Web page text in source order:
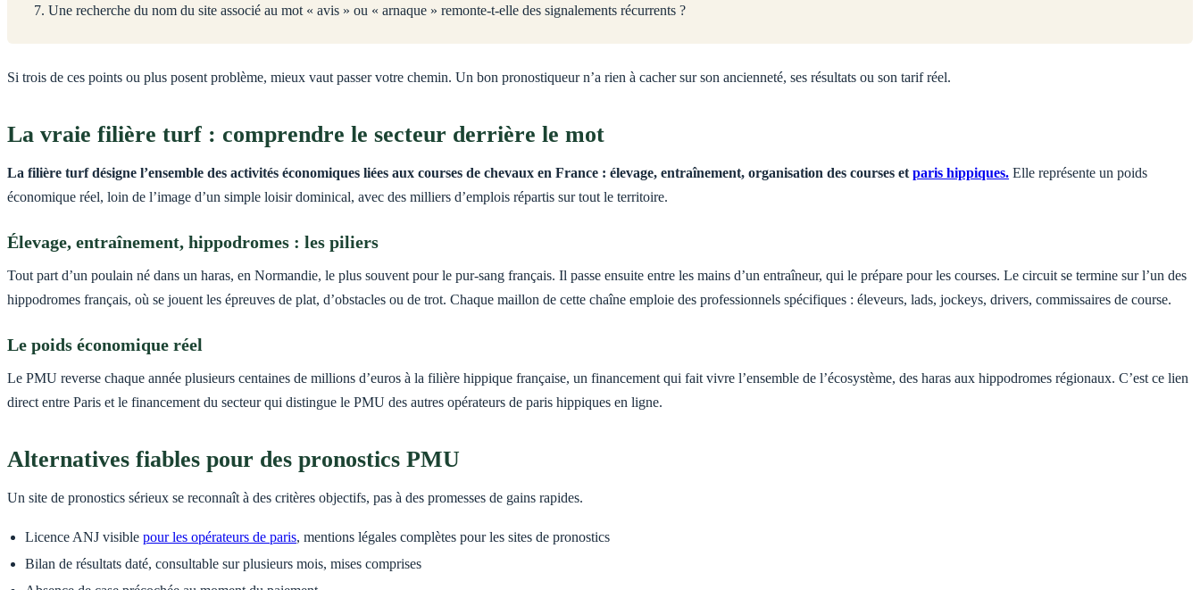
Une recherche du nom du site associé au mot « avis » ou « arnaque » remonte-t-elle des signalements récurrents ?
Si trois de ces points ou plus posent problème, mieux vaut passer votre chemin. Un bon pronostiqueur n’a rien à cacher sur son ancienneté, ses résultats ou son tarif réel.
La vraie filière turf : comprendre le secteur derrière le mot
La filière turf désigne l’ensemble des activités économiques liées aux courses de chevaux en France : élevage, entraînement, organisation des courses et paris hippiques. Elle représente un poids
économique réel, loin de l’image d’un simple loisir dominical, avec des milliers d’emplois répartis sur tout le territoire.
Élevage, entraînement, hippodromes : les piliers
Tout part d’un poulain né dans un haras, en Normandie, le plus souvent pour le pur-sang français. Il passe ensuite entre les mains d’un entraîneur, qui le prépare pour les courses. Le circuit se termine sur l’un des
hippodromes français, où se jouent les épreuves de plat, d’obstacles ou de trot. Chaque maillon de cette chaîne emploie des professionnels spécifiques : éleveurs, lads, jockeys, drivers, commissaires de course.
Le poids économique réel
Le PMU reverse chaque année plusieurs centaines de millions d’euros à la filière hippique française, un financement qui fait vivre l’ensemble de l’écosystème, des haras aux hippodromes régionaux. C’est ce lien
direct entre Paris et le financement du secteur qui distingue le PMU des autres opérateurs de paris hippiques en ligne.
Alternatives fiables pour des pronostics PMU
Un site de pronostics sérieux se reconnaît à des critères objectifs, pas à des promesses de gains rapides.
Licence ANJ visible pour les opérateurs de paris, mentions légales complètes pour les sites de pronostics
Bilan de résultats daté, consultable sur plusieurs mois, mises comprises